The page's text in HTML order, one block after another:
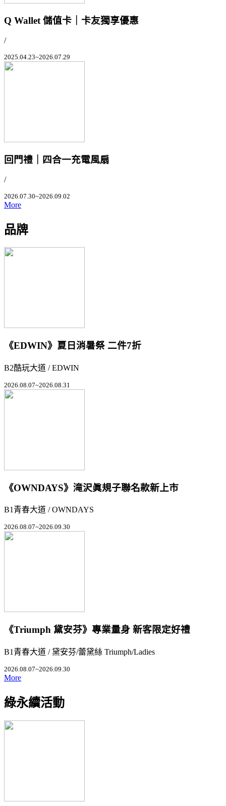
Q Wallet 儲值卡｜卡友獨享優惠
/
2025.04.23~2026.07.29
回門禮｜四合一充電風扇
/
2026.07.30~2026.09.02
More
品牌
《EDWIN》夏日消暑祭 二件7折
B2酷玩大道 / EDWIN
2026.08.07~2026.08.31
《OWNDAYS》滝沢眞規子聯名款新上市
B1青春大道 / OWNDAYS
2026.08.07~2026.09.30
《Triumph 黛安芬》專業量身 新客限定好禮
B1青春大道 / 黛安芬/蕾黛絲 Triumph/Ladies
2026.08.07~2026.09.30
More
綠永續活動